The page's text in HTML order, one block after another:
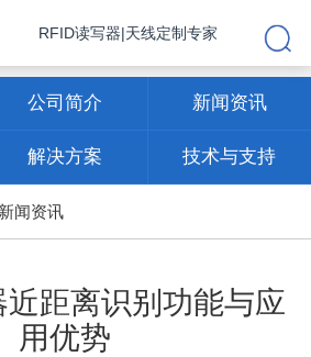
RFID读写器|天线定制专家
公司简介 新闻资讯
解决方案 技术与支持
新闻资讯
近距离识别功能与应
用优势